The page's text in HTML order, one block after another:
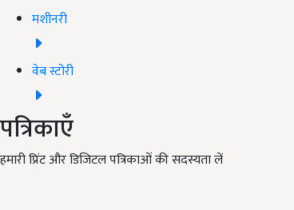
मशीनरी
वेब स्टोरी
पत्रिकाएँ
हमारी प्रिंट और डिजिटल पत्रिकाओं की सदस्यता लें